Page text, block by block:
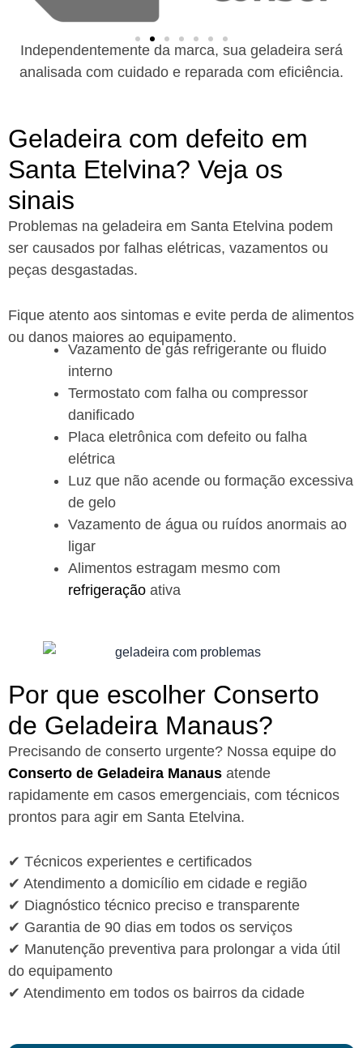
Independentemente da marca, sua geladeira será
analisada com cuidado e reparada com eficiência.
Geladeira com defeito em
Santa Etelvina? Veja os
sinais
Problemas na geladeira em Santa Etelvina podem
ser causados por falhas elétricas, vazamentos ou
peças desgastadas.
Fique atento aos sintomas e evite perda de alimentos
ou danos maiores ao equipamento.
Vazamento de gás refrigerante ou fluido
interno
Termostato com falha ou compressor
danificado
Placa eletrônica com defeito ou falha
elétrica
Luz que não acende ou formação excessiva
de gelo
Vazamento de água ou ruídos anormais ao
ligar
Alimentos estragam mesmo com
refrigeração ativa
Por que escolher Conserto
de Geladeira Manaus?​
Precisando de conserto urgente? Nossa equipe do
Conserto de Geladeira Manaus atende
rapidamente em casos emergenciais, com técnicos
prontos para agir em Santa Etelvina.
✔ Técnicos experientes e certificados
✔ Atendimento a domicílio em cidade e região
✔ Diagnóstico técnico preciso e transparente
✔ Garantia de 90 dias em todos os serviços
✔ Manutenção preventiva para prolongar a vida útil
do equipamento
✔ Atendimento em todos os bairros da cidade